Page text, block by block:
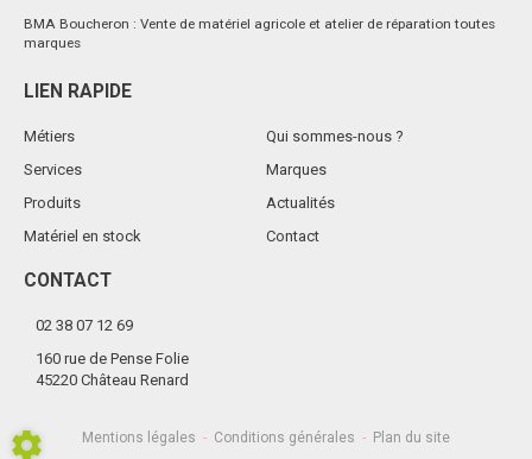
BMA Boucheron : Vente de matériel agricole et atelier de réparation toutes
marques
LIEN RAPIDE
Métiers
Services
Produits
Matériel en stock
Qui sommes-nous ?
Marques
Actualités
Contact
CONTACT
02 38 07 12 69
160 rue de Pense Folie
45220 Château Renard
Mentions légales - Conditions générales - Plan du site